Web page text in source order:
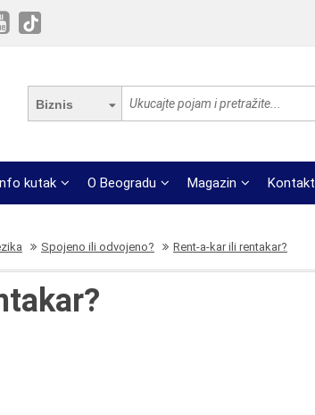
Biznis
kutak O Beogradu Magazin Kontakt
Spojeno ili odvojeno? Rent-a-kar ili rentakar?